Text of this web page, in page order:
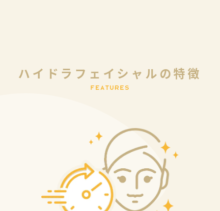
ハ イ ド ラ フ ェ イ シ ャ ル の特徴
F E ATUR E S